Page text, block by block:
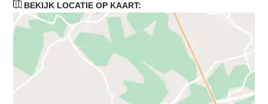
BEKIJK LOCATIE OP KAART: